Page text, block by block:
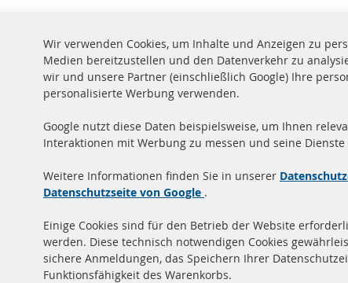
Versand innerhalb 24 Stunden
Produkte auf Lager
Quick Links
Dieselpartikelfilter (DPF)
Dieselpartikelfilter Reinigung
Katalysator (KAT)
Wir verwenden Cookies, um Inhalte und Anzeigen zu
Medien bereitzustellen und den Datenverkehr zu
wir und unsere Partner (einschließlich Google) Ihre
personalisierte Werbung verwenden.
Google nutzt diese Daten beispielsweise, um Ihnen
Interaktionen mit Werbung zu messen und seine Dienste
Weitere Informationen finden Sie in unserer
Datenschutzseite von Google .
Einige Cookies sind für den Betrieb der Website
werden. Diese technisch notwendigen Cookies
sichere Anmeldungen, das Speichern Ihrer
Funktionsfähigkeit des Warenkorbs.